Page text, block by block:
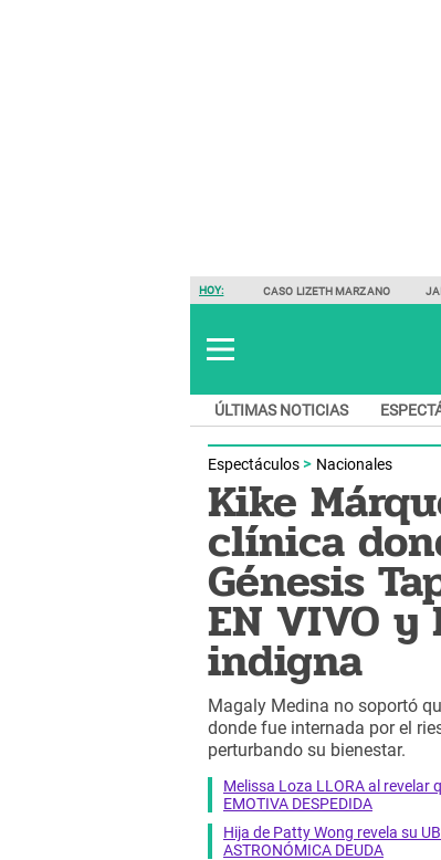
HOY: CASO LIZETH MARZANO
ÚLTIMAS NOTICIAS
Espectáculos Nacionales
Kike
clínica
Génesis
EN VIVO y
indigna
Magaly Medina no soportó
donde fue internada por el
perturbando su bienestar.
Melissa Loza LLORA al revelar
EMOTIVA DESPEDIDA
Hija de Patty Wong revela su
ASTRONÓMICA DEUDA